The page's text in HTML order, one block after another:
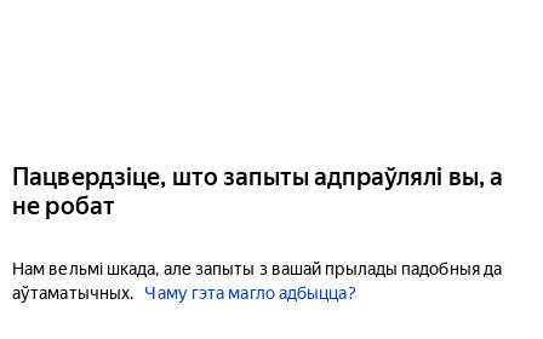
Пацвердзіце, што запыты адпраўлялі вы, а
не робат
Нам вельмі шкада, але запыты з вашай прылады падобныя да
аўтаматычных.
Чаму гэта магло адбыцца?